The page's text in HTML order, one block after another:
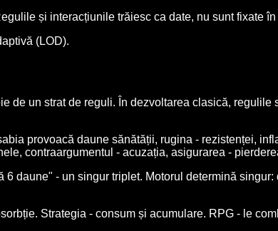
și interacțiunile trăiesc ca date, nu sunt fixate în
(LOD).
de un strat de reguli. În dezvoltarea clasică,
provoacă daune sănătății, rugina - rezistenței,
contraargumentul - acuzația, asigurarea -
daune" - un singur triplet. Motorul determină
Strategia - consum și acumulare. RPG - le